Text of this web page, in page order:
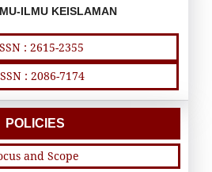
ILMU KEISLAMAN
: 2615-2355
: 2086-7174
POLICIES
and Scope